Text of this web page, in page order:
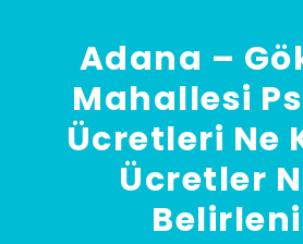
Adana –
Mahallesi
Ücretleri Ne
Ücretler